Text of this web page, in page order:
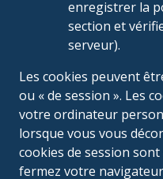
enregistrer la
section et
serveur).
Les cookies peuvent
ou « de session ». Les
votre ordinateur
lorsque vous vous
cookies de session
fermez votre